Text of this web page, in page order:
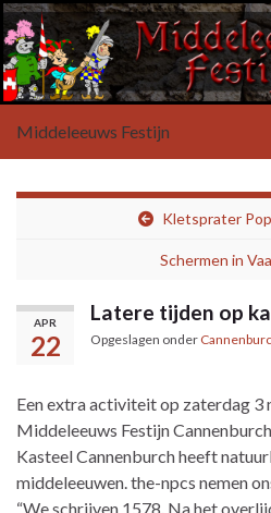
Middeleeuws Festijn
Kletsprater
Schermen in
APR
22
Latere tijden op
Opgeslagen onder
Een extra activiteit op zaterdag 3
Middeleeuws Festijn Cannenburch
Kasteel Cannenburchheeft
middeleeuwen. the-npcs nemen
“We schrijven 1578. Na het